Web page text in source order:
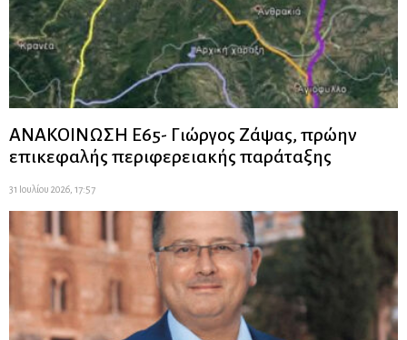
ΑΝΑΚΟΙΝΩΣΗ Ε65- Γιώργος Ζάψας, πρώην
επικεφαλής περιφερειακής παράταξης
31 Ιουλίου 2026, 17:57